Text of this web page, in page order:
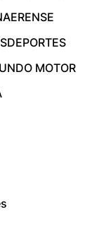
DEPORTES
MOTOR